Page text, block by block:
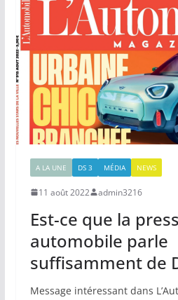
A LA UNE DS 3 MÉDIA NEWS
11 août 2022 admin3216
Est-ce que la
automobile parle
suffisamment de
Message intéressant dans